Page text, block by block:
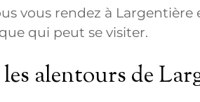
vous rendez à
qui peut se visiter.
alentours de